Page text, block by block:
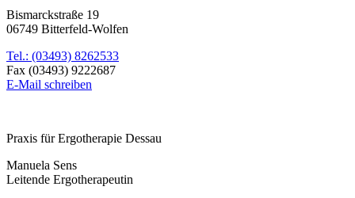
Bismarckstraße 19
06749 Bitterfeld-Wolfen
Tel.: (03493) 8262533
Fax (03493) 9222687
E-Mail schreiben
Praxis für Ergotherapie Dessau
Manuela Sens
Leitende Ergotherapeutin